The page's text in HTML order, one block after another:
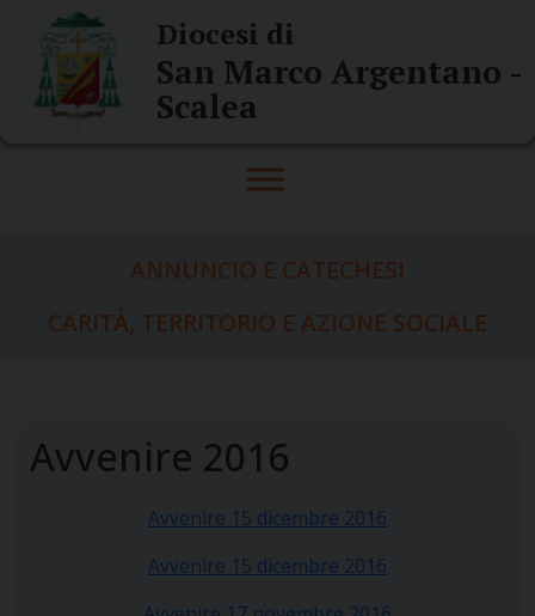
content
Diocesi di
San Marco Argentano -
Scalea
ANNUNCIO E CATECHESI
CARITÀ, TERRITORIO E AZIONE SOCIALE
Avvenire 2016
Avvenire 15 dicembre 2016
Avvenire 15 dicembre 2016